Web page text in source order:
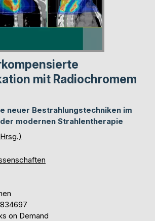
mit Radiochromem
neuer Bestrahlungstechniken im
modernen Strahlentherapie
on Demand